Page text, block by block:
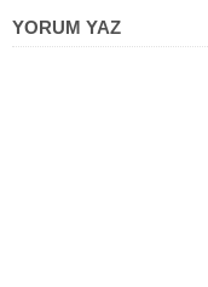
YORUM YAZ